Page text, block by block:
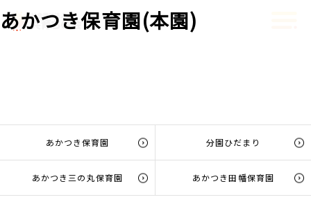
to
the
content
あかつき保育園(本園)
あかつき保育園 分園ひだまり
あかつき三の丸保育園 あかつき田幡保育園